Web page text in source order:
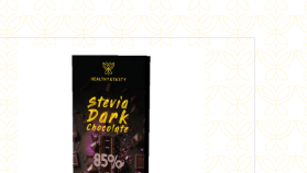
جنيه